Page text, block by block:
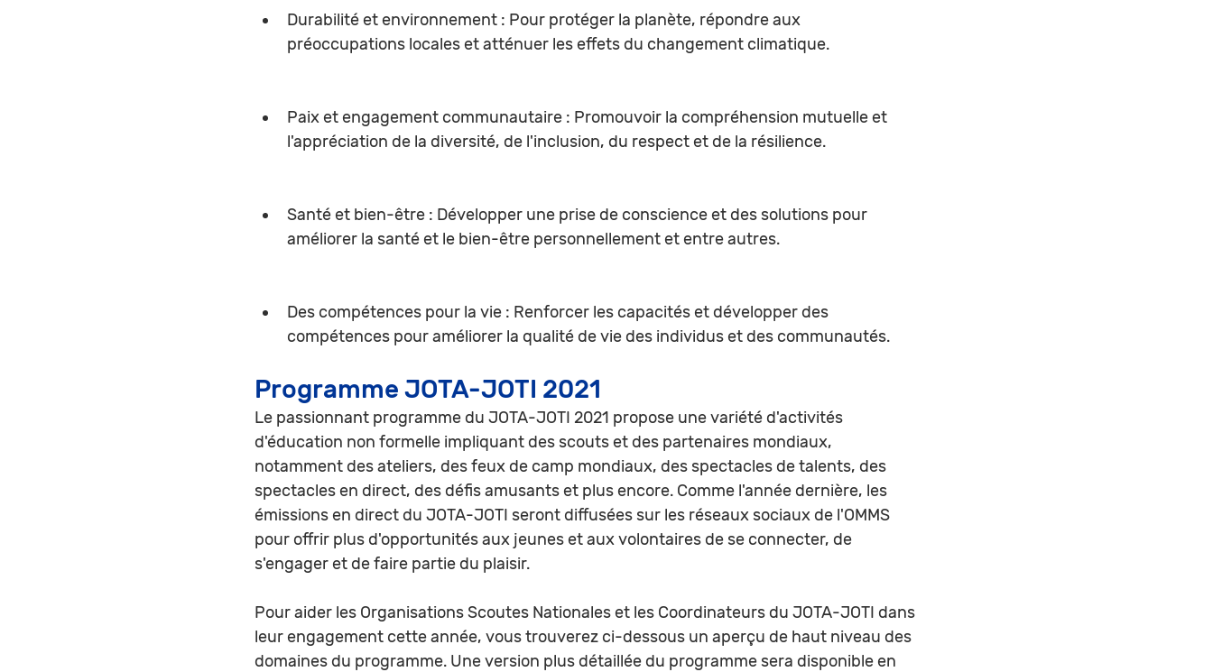
Durabilité et environnement : Pour protéger la planète, répondre aux
préoccupations locales et atténuer les effets du changement climatique.
Paix et engagement communautaire : Promouvoir la compréhension mutuelle et
l'appréciation de la diversité, de l'inclusion, du respect et de la résilience.
Santé et bien-être : Développer une prise de conscience et des solutions pour
améliorer la santé et le bien-être personnellement et entre autres.
Des compétences pour la vie : Renforcer les capacités et développer des
compétences pour améliorer la qualité de vie des individus et des communautés.
Programme JOTA-JOTI 2021
Le passionnant programme du JOTA-JOTI 2021 propose une variété d'activités
d'éducation non formelle impliquant des scouts et des partenaires mondiaux,
notamment des ateliers, des feux de camp mondiaux, des spectacles de talents, des
spectacles en direct, des défis amusants et plus encore. Comme l'année dernière, les
émissions en direct du JOTA-JOTI seront diffusées sur les réseaux sociaux de l'OMMS
pour offrir plus d'opportunités aux jeunes et aux volontaires de se connecter, de
s'engager et de faire partie du plaisir.
Pour aider les Organisations Scoutes Nationales et les Coordinateurs du JOTA-JOTI dans
leur engagement cette année, vous trouverez ci-dessous un aperçu de haut niveau des
domaines du programme. Une version plus détaillée du programme sera disponible en